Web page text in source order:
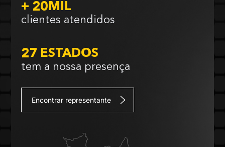
+ 20MIL
clientes atendidos
27 ESTADOS
tem a nossa presença
Encontrar representante